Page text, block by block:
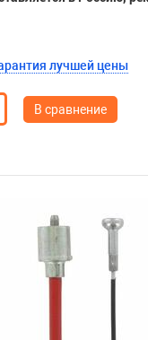
лучшей цены
В сравнение